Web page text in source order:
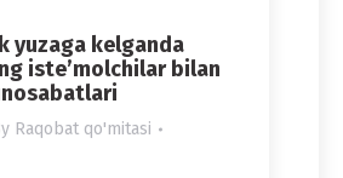
yuzaga kelganda
iste’molchilar bilan
Raqobat qo'mitasi